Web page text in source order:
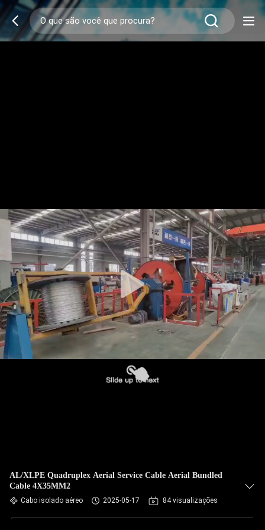
AL/XLPE Quadruplex Aerial Service Cable Aerial Bundled
Cable 4X35MM2
Cabo isolado aéreo 2025-05-17 84 visualizações